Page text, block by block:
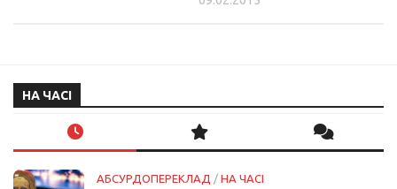
НА ЧАСІ
АБСУРДОПЕРЕКЛАД / НА ЧАСІ